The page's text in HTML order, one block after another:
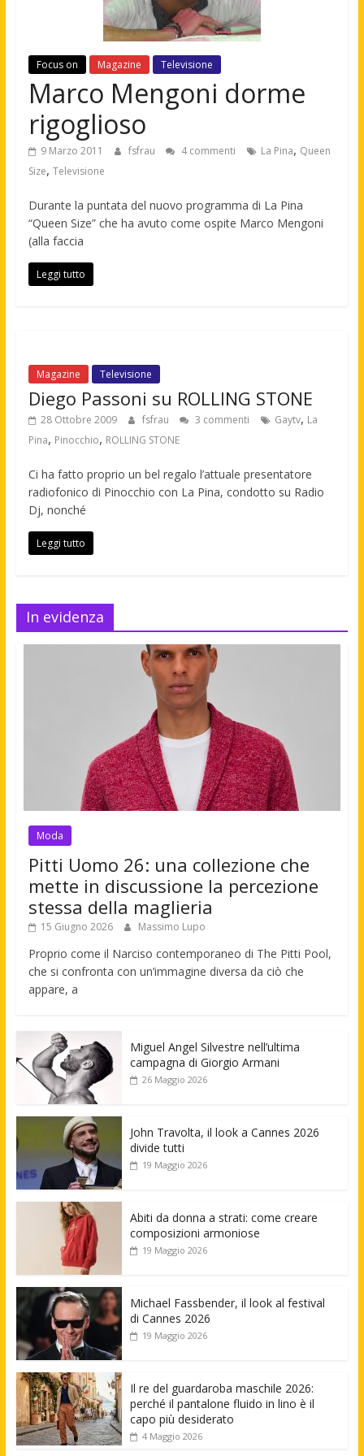
Focus on Magazine Televisione
Marco Mengoni dorme
rigoglioso
9 Marzo 2011 fsfrau 4 commenti La Pina, Queen
Size, Televisione
Durante la puntata del nuovo programma di La Pina
“Queen Size” che ha avuto come ospite Marco Mengoni
(alla faccia
Leggi tutto
Magazine Televisione
Diego Passoni su ROLLING STONE
28 Ottobre 2009 fsfrau 3 commenti Gaytv, La
Pina, Pinocchio, ROLLING STONE
Ci ha fatto proprio un bel regalo l’attuale presentatore
radiofonico di Pinocchio con La Pina, condotto su Radio
Dj, nonché
Leggi tutto
In evidenza
Moda
Pitti Uomo 26: una collezione che
mette in discussione la percezione
stessa della maglieria
15 Giugno 2026 Massimo Lupo
Proprio come il Narciso contemporaneo di The Pitti Pool,
che si confronta con un’immagine diversa da ciò che
appare, a
Miguel Angel Silvestre nell’ultima
campagna di Giorgio Armani
26 Maggio 2026
John Travolta, il look a Cannes 2026
divide tutti
19 Maggio 2026
Abiti da donna a strati: come creare
composizioni armoniose
19 Maggio 2026
Michael Fassbender, il look al festival
di Cannes 2026
19 Maggio 2026
Il re del guardaroba maschile 2026:
perché il pantalone fluido in lino è il
capo più desiderato
4 Maggio 2026